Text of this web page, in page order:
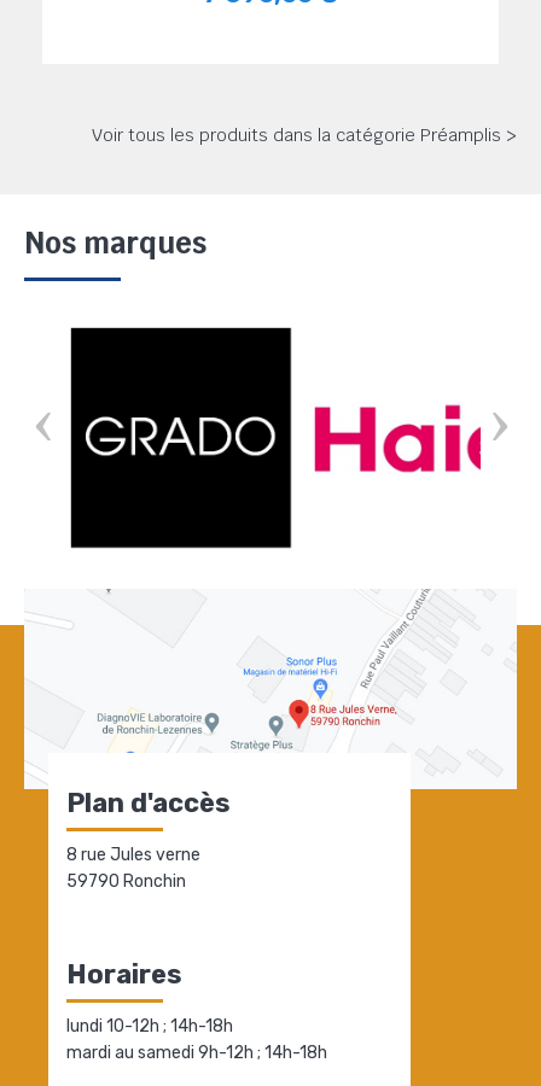
Voir tous les produits dans la catégorie Préamplis >
Nos marques
Plan d'accès
8 rue Jules verne
59790 Ronchin
Horaires
lundi 10-12h ; 14h-18h
mardi au samedi 9h-12h ; 14h-18h